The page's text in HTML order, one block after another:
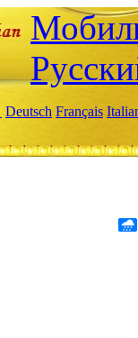
Deutsch Français